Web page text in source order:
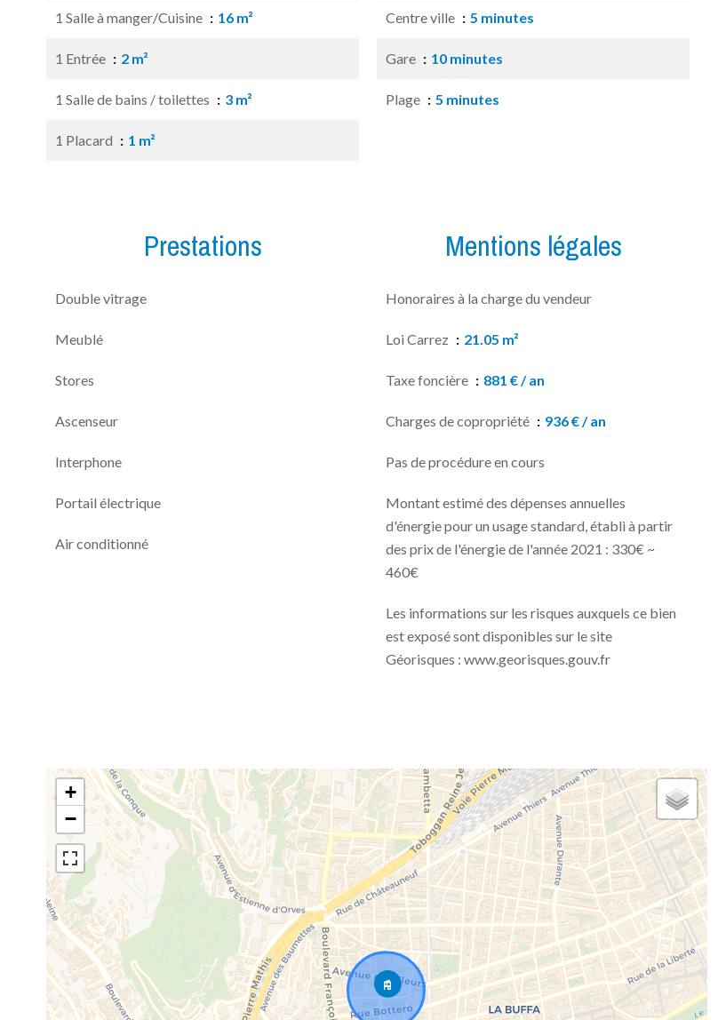
1 Salle à manger/Cuisine 16 m²
1 Entrée 2 m²
1 Salle de bains / toilettes 3 m²
1 Placard 1 m²
Centre ville 5 minutes
Gare 10 minutes
Plage 5 minutes
Prestations
Double vitrage
Meublé
Stores
Ascenseur
Interphone
Portail électrique
Air conditionné
Mentions légales
Honoraires à la charge du vendeur
Loi Carrez 21.05 m²
Taxe foncière 881 € / an
Charges de copropriété 936 € / an
Pas de procédure en cours
Montant estimé des dépenses annuelles
d'énergie pour un usage standard, établi à partir
des prix de l'énergie de l'année 2021 : 330€ ~
460€
Les informations sur les risques auxquels ce bien
est exposé sont disponibles sur le site
Géorisques : www.georisques.gouv.fr
+
−